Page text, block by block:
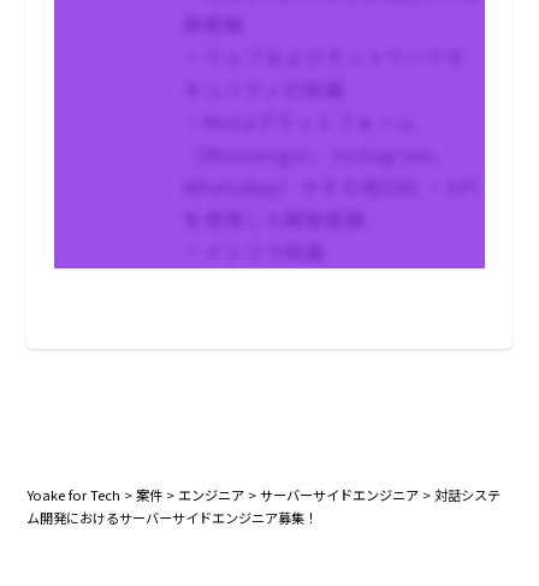
Yoake for Tech >案件 > エンジニア >サーバーサイドエンジニア > 対話システ
ム開発におけるサーバーサイドエンジニア募集！